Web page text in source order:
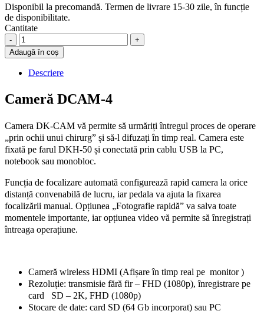
Disponibil la precomandă. Termen de livrare 15-30 zile, în funcție
de disponibilitate.
Cantitate
Cameră
DCAM-
4
quantity
Adaugă în coș
Descriere
Cameră DCAM-4
Camera DK-CAM vă permite să urmăriți întregul proces de operare
„prin ochii unui chirurg” și să-l difuzați în timp real. Camera este
fixată pe farul DKH-50 și conectată prin cablu USB la PC,
notebook sau monobloc.
Funcția de focalizare automată configurează rapid camera la orice
distanță convenabilă de lucru, iar pedala va ajuta la fixarea
focalizării manual. Opțiunea „Fotografie rapidă” va salva toate
momentele importante, iar opțiunea video vă permite să înregistrați
întreaga operațiune.
Cameră wireless HDMI (Afișare în timp real pe monitor )
Rezoluție: transmisie fără fir – FHD (1080p), înregistrare pe
card SD – 2K, FHD (1080p)
Stocare de date: card SD (64 Gb incorporat) sau PC